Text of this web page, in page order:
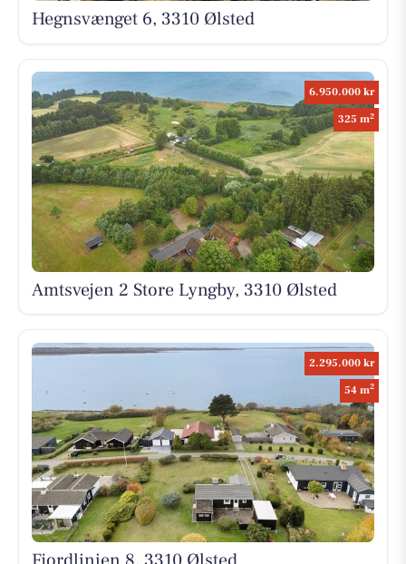
Hegnsvænget 6, 3310 Ølsted
6.950.000 kr
325 m2
Amtsvejen 2 Store Lyngby, 3310 Ølsted
2.295.000 kr
54 m2